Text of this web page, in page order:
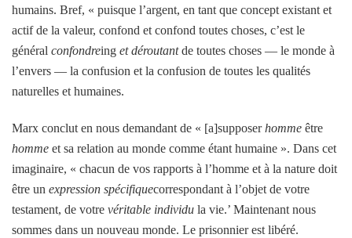
humains. Bref, « puisque l’argent, en tant que concept existant et
actif de la valeur, confond et confond toutes choses, c’est le
général confondreing et déroutantde toutes choses — le monde à
l’envers — la confusion et la confusion de toutes les qualités
naturelles et humaines.
Marx conclut en nous demandant de « [a]supposerhomme être
homme et sa relation au monde comme étant humaine ». Dans cet
imaginaire, « chacun de vos rapports à l’homme et à la nature doit
être un expression spécifiquecorrespondant à l’objet de votre
testament, de votre véritable individu la vie.’ Maintenant nous
sommes dans un nouveau monde. Le prisonnier est libéré.